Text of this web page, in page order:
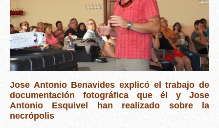
Jose Antonio Benavides explicó el trabajo de
documentación fotográfica que él y Jose
Antonio Esquivel han realizado sobre la
necrópolis